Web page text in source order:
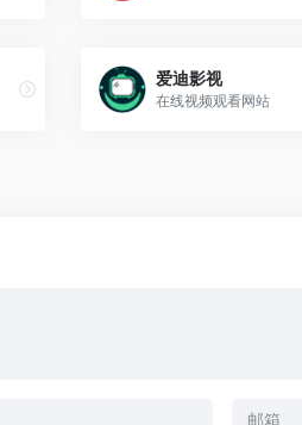
爱迪影视
在线视频观看网站